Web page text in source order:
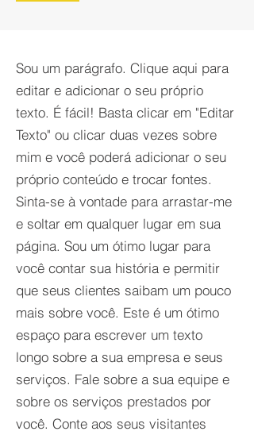
Sou um parágrafo. Clique aqui para
editar e adicionar o seu próprio
texto. É fácil! Basta clicar em "Editar
Texto" ou clicar duas vezes sobre
mim e você poderá adicionar o seu
próprio conteúdo e trocar fontes.
Sinta-se à vontade para arrastar-me
e soltar em qualquer lugar em sua
página. Sou um ótimo lugar para
você contar sua história e permitir
que seus clientes saibam um pouco
mais sobre você. Este é um ótimo
espaço para escrever um texto
longo sobre a sua empresa e seus
serviços. Fale sobre a sua equipe e
sobre os serviços prestados por
você. Conte aos seus visitantes